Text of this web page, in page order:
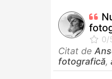
Citat de
fotografică,